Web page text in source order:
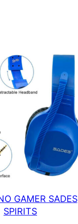
GAMER SADES
SPIRITS